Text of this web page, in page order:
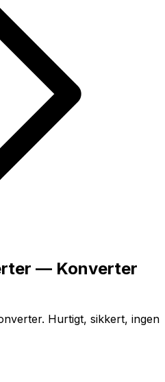
— Konverter
Hurtigt, sikkert, ingen